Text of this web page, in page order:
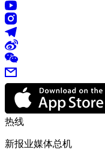
热线
新报业媒体总机